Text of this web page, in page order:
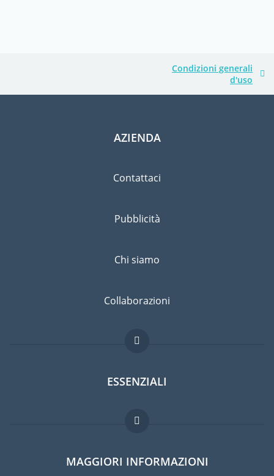
Condizioni generali
d'uso
AZIENDA
Contattaci
Pubblicità
Chi siamo
Collaborazioni
ESSENZIALI
Forum per expat
Guida per expat
MAGGIORI INFORMAZIONI